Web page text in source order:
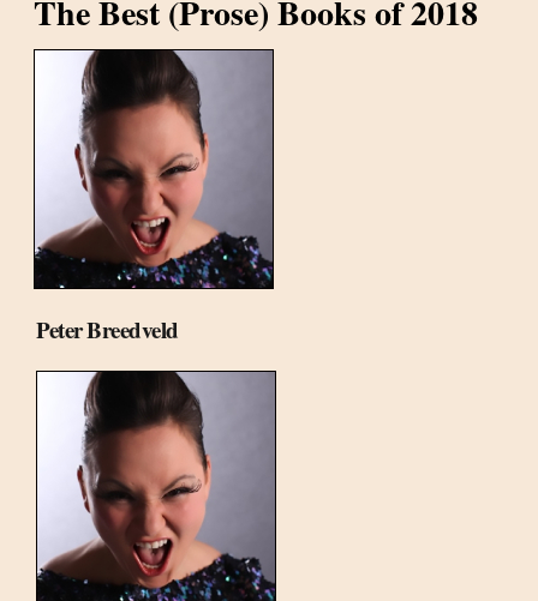
The Best (Prose) Books of 2018
Peter Breedveld